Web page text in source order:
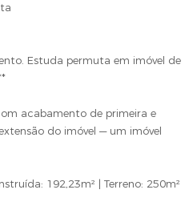
Estuda permuta em imóvel de
acabamento de primeira e
do imóvel — um imóvel
192,23m² | Terreno: 250m²